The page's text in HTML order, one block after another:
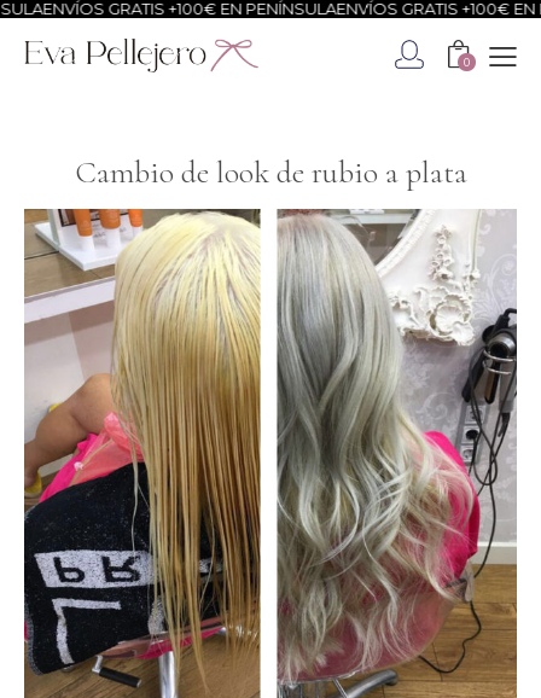
GRATIS +100€ EN PENÍNSULAENVÍOS GRATIS +100€ EN
0
Cambio de look de rubio a plata